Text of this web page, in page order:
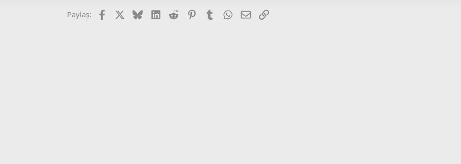
Paylaş: Facebook BlueskyLinkedIn
Reddit PinterestTumblrWhatsApp
E-postaLink